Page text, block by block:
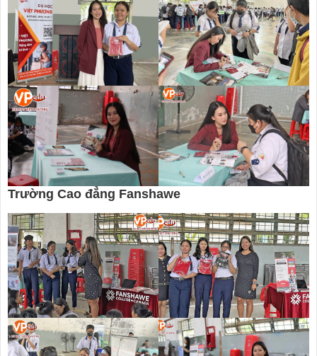
Trường Cao đẳng Fanshawe